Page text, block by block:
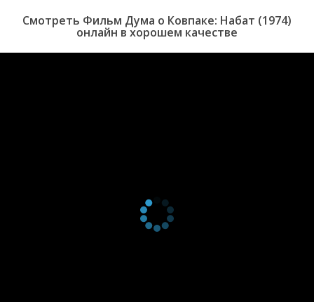
Смотреть Фильм Дума о Ковпаке: Набат (1974)
онлайн в хорошем качестве